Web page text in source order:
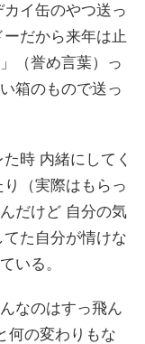
イ缶のやつ送っ
だから来年は止
（誉め言葉）っ
箱のもので送っ
時 内緒にしてく
（実際はもらっ
だけど 自分の気
た自分が情けな
いる。
なのはすっ飛ん
何の変わりもな